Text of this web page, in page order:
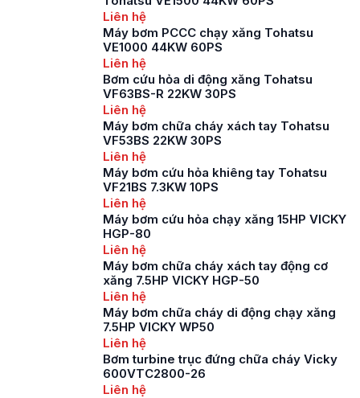
Liên hệ
Máy bơm PCCC chạy xăng Tohatsu
VE1000 44KW 60PS
Liên hệ
Bơm cứu hỏa di động xăng Tohatsu
VF63BS-R 22KW 30PS
Liên hệ
Máy bơm chữa cháy xách tay Tohatsu
VF53BS 22KW 30PS
Liên hệ
Máy bơm cứu hỏa khiêng tay Tohatsu
VF21BS 7.3KW 10PS
Liên hệ
Máy bơm cứu hỏa chạy xăng 15HP VICKY
HGP-80
Liên hệ
Máy bơm chữa cháy xách tay động cơ
xăng 7.5HP VICKY HGP-50
Liên hệ
Máy bơm chữa cháy di động chạy xăng
7.5HP VICKY WP50
Liên hệ
Bơm turbine trục đứng chữa cháy Vicky
600VTC2800-26
Liên hệ